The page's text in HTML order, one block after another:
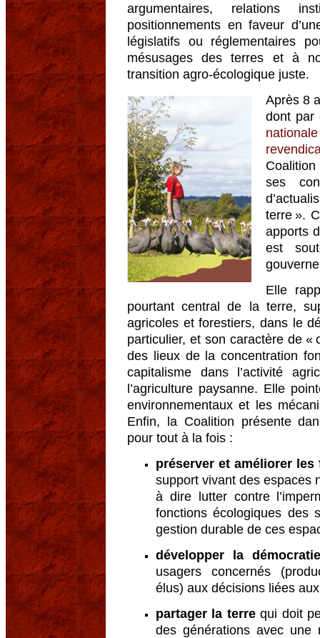
argumentaires, relations
positionnements en faveur
législatifs ou réglementaires
mésusages des terres et à
transition agro-écologique juste.
Après 8
dont
ses
terre ».
apports
est
Elle
pourtant central de la terre,
agricoles et forestiers, dans le
particulier, et son caractère de «
des lieux de la concentration
capitalisme dans l’activité
l’agriculture paysanne. Elle
environnementaux et les
Enfin, la Coalition présente
pour tout à la fois :
préserver et améliorer
support vivant des espaces
à dire lutter contre
fonctions écologiques des
gestion durable de ces
développer la
usagers concernés
élus) aux décisions liées
partager la terre qui doit
des générations avec une